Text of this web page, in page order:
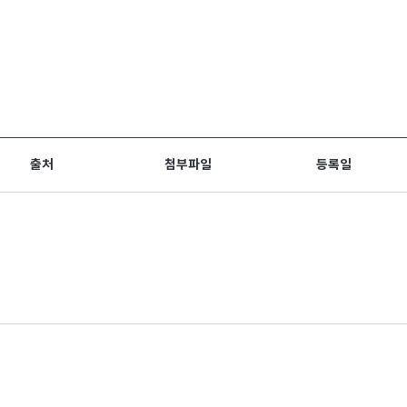
출처 첨부파일 등록일